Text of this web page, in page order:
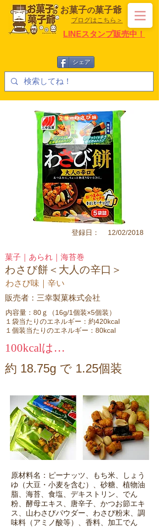
お菓子の菓子爺
ブログはこちら＞
シェア
LINEスタンプ販売中！
登録日： 12/02/2018
菓子｜あられ｜海苔巻
わさび餅＜大人の辛口＞
わさび味｜辛い
販売者：三幸製菓株式会社
内容量：80ｇ（16g/1個装×5個装）
１袋当たりのエネルギー：約420kcal
１個装当たりのエネルギー：80kcal
100kcalは…
約 18.75g で 1.25個装
原材料名：ピーナッツ、もち米、しょう
ゆ（大豆・小麦を含む）、砂糖、植物油
脂、海苔、食塩、デキストリン、でん
粉、酵母エキス、唐辛子、かつお節エキ
ス、山わさびパウダー、わさび粉末、調
味料（アミノ酸等）、香料、加工でん